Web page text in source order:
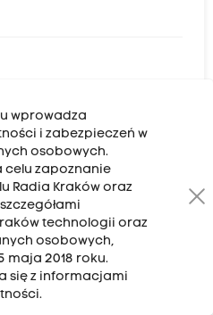
do współpracy izra.lskich
było odwołać.
Bibuła - wybitny
wprowadza
i zabezpieczeń w
osobowych.
celu zapoznanie
Radia Kraków oraz
technologii oraz
osobowych,
maja 2018 roku.
się z informacjami